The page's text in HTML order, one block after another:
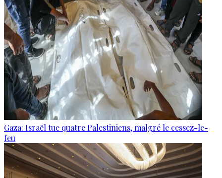
Gaza: Israël tue quatre Palestiniens, malgré le cessez-le-
feu